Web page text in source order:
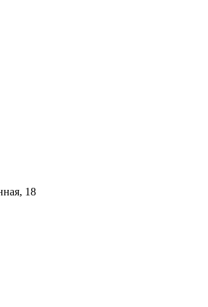
18